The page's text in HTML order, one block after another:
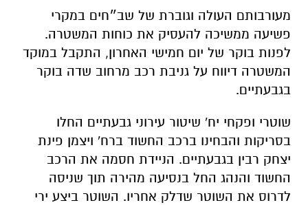
מעורבותם העולה וגוברת של שב״חים במקרי
פשיעה ממשיכה להעסיק את כוחות המשטרה.
לפנות בוקר של יום חמישי האחרון, התקבל במוקד
המשטרה דיווח על גניבת רכב מרחוב שדה בוקר
בגבעתיים.
שוטרי ופקחי יח' שיטור עירוני גבעתיים החלו
בסריקות והבחינו ברכב החשוד ברח' ויצמן פינת
יצחק רבין בגבעתיים. הניידת חסמה את הרכב
החשוד והנהג החל בנסיעה מהירה תוך שניסה
לדרוס את השוטר שדלק אחריו. השוטר ביצע ירי